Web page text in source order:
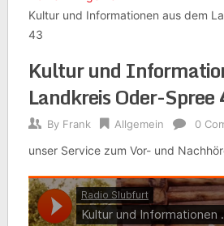
Kultur und Informationen aus dem
43
Kultur und
Landkreis Oder-Spree
By Frank Allgemein 0
unser Service zum Vor- und